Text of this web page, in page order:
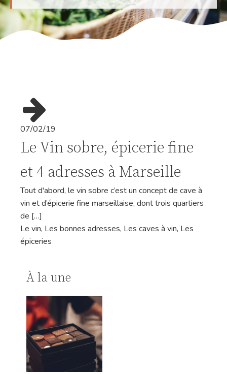
07/02/19
Le Vin sobre, épicerie fine
et 4 adresses à Marseille
Tout d'abord, le vin sobre c’est un concept de cave à
vin et d’épicerie fine marseillaise, dont trois quartiers
de […]
Le vin, Les bonnes adresses, Les caves à vin, Les
épiceries
À la une